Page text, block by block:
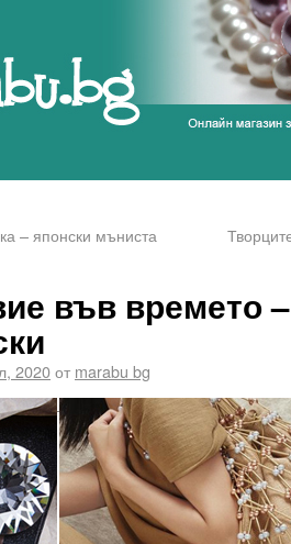
– японски мъниста
във времето
2020от marabu bg